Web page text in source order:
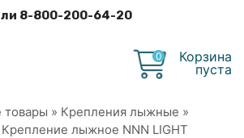
8-800-200-64-20
0
Корзина
пуста
товары » Крепления лыжные »
Крепление лыжное NNN LIGHT